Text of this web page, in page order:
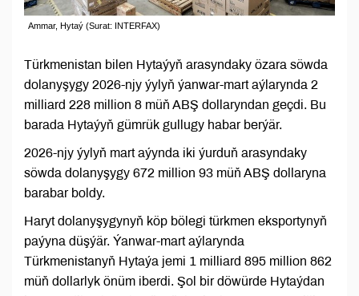
Ammar, Hytaý (Surat: INTERFAX)
Türkmenistan bilen Hytaýyň arasyndaky özara söwda
dolanyşygy 2026-njy ýylyň ýanwar-mart aýlarynda 2
milliard 228 million 8 müň ABŞ dollaryndan geçdi. Bu
barada Hytaýyň gümrük gullugy habar berýär.
2026-njy ýylyň mart aýynda iki ýurduň arasyndaky
söwda dolanyşygy 672 million 93 müň ABŞ dollaryna
barabar boldy.
Haryt dolanyşygynyň köp bölegi türkmen eksportynyň
paýyna düşýär. Ýanwar-mart aýlarynda
Türkmenistanyň Hytaýa jemi 1 milliard 895 million 862
müň dollarlyk önüm iberdi. Şol bir döwürde Hytaýdan